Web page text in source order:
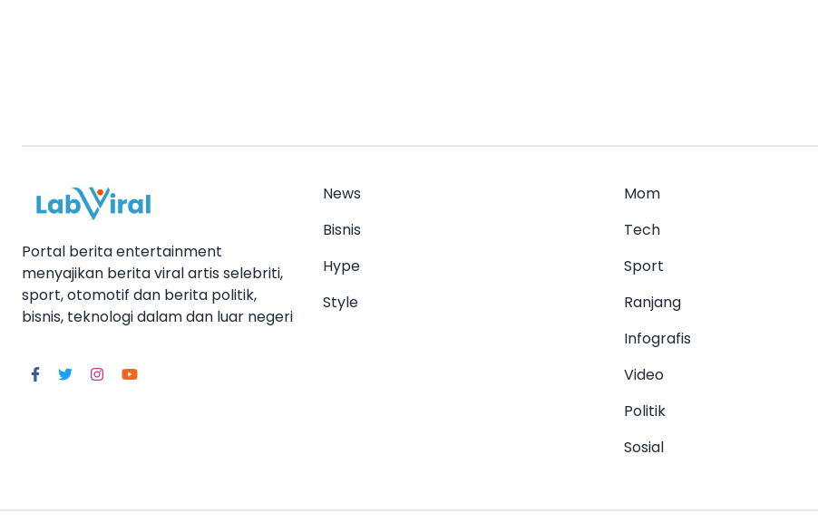
Portal berita entertainment
menyajikan berita viral artis selebriti,
sport, otomotif dan berita politik,
bisnis, teknologi dalam dan luar negeri
News
Bisnis
Hype
Style
Mom
Tech
Sport
Ranjang
Infografis
Video
Politik
Sosial